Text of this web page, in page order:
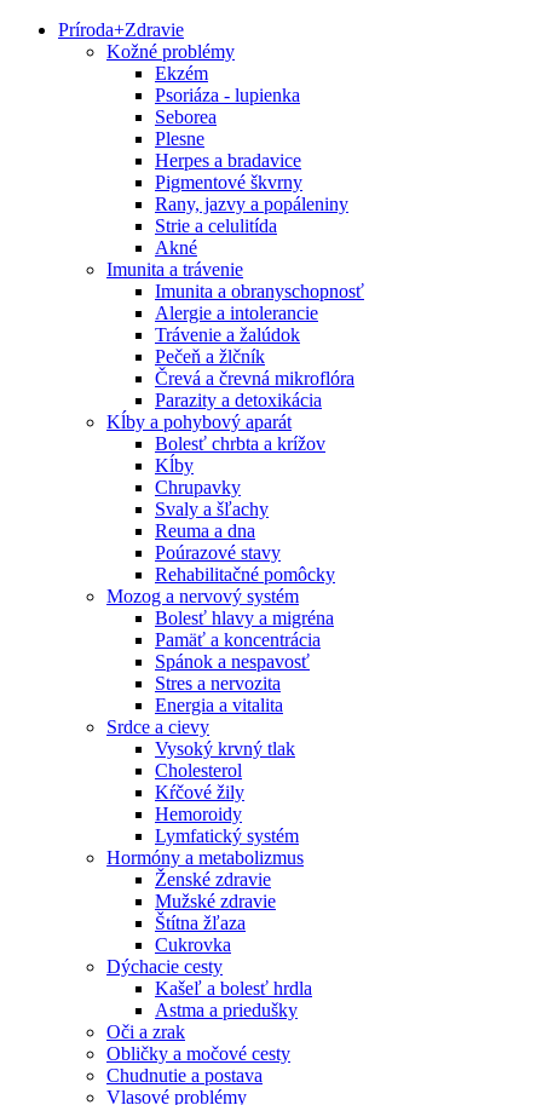
Príroda+Zdravie
Kožné problémy
Ekzém
Psoriáza - lupienka
Seborea
Plesne
Herpes a bradavice
Pigmentové škvrny
Rany, jazvy a popáleniny
Strie a celulitída
Akné
Imunita a trávenie
Imunita a obranyschopnosť
Alergie a intolerancie
Trávenie a žalúdok
Pečeň a žlčník
Črevá a črevná mikroflóra
Parazity a detoxikácia
Kĺby a pohybový aparát
Bolesť chrbta a krížov
Kĺby
Chrupavky
Svaly a šľachy
Reuma a dna
Poúrazové stavy
Rehabilitačné pomôcky
Mozog a nervový systém
Bolesť hlavy a migréna
Pamäť a koncentrácia
Spánok a nespavosť
Stres a nervozita
Energia a vitalita
Srdce a cievy
Vysoký krvný tlak
Cholesterol
Kŕčové žily
Hemoroidy
Lymfatický systém
Hormóny a metabolizmus
Ženské zdravie
Mužské zdravie
Štítna žľaza
Cukrovka
Dýchacie cesty
Kašeľ a bolesť hrdla
Astma a priedušky
Oči a zrak
Obličky a močové cesty
Chudnutie a postava
Vlasové problémy